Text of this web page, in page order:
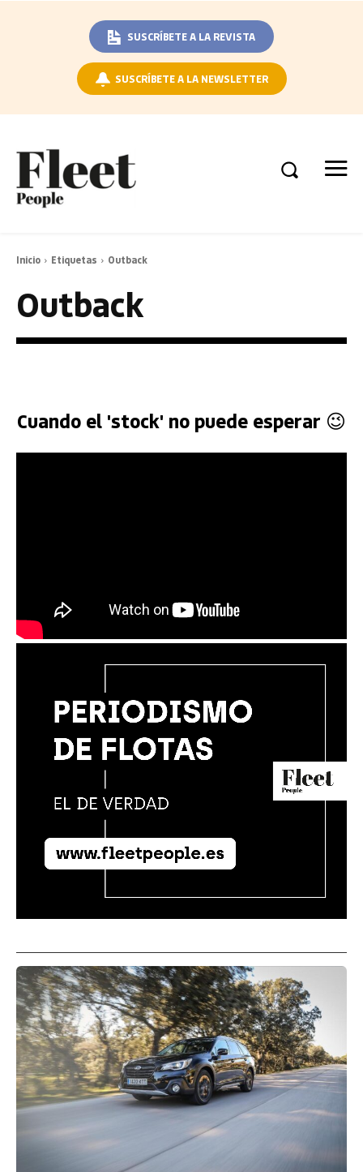
SUSCRÍBETE A LA REVISTA
SUSCRÍBETE A LA NEWSLETTER
Inicio Etiquetas Outback
Outback
Cuando el 'stock' no puede esperar 😉